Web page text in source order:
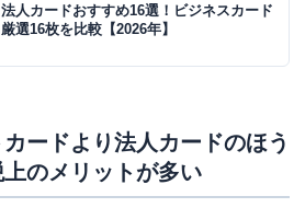
方の場合
を持っている方の場合
社員を兼務している方の場合
向している方の場合
クレジットカードを利用した際の
法人カードおすすめ16選！ビジネスカード
厳選16枚を比較【2026年】
ードより法人カードのほう
のメリットが多い